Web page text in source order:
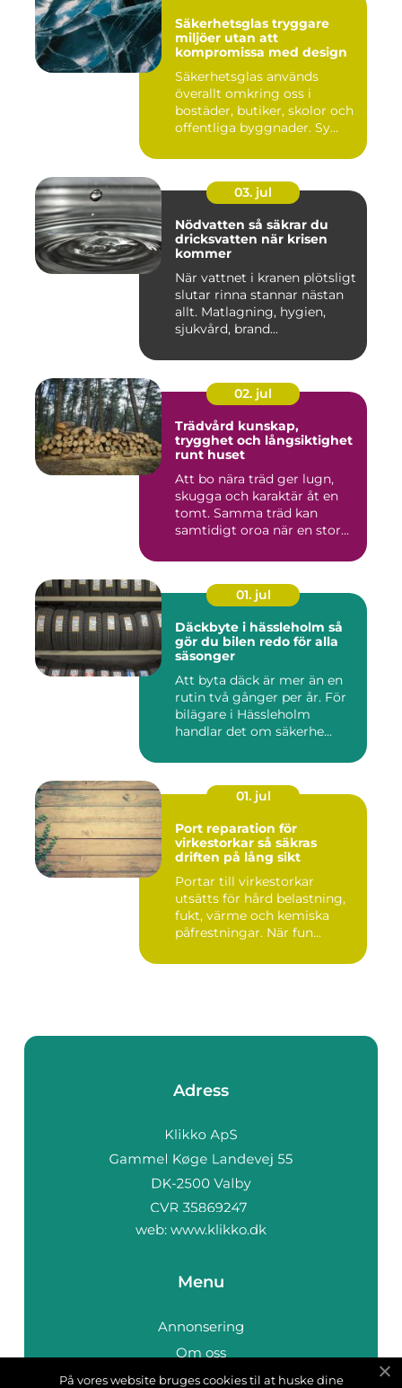
Säkerhetsglas tryggare
miljöer utan att
kompromissa med design
Säkerhetsglas används
överallt omkring oss i
bostäder, butiker, skolor och
offentliga byggnader. Sy...
03. jul
Nödvatten så säkrar du
dricksvatten när krisen
kommer
När vattnet i kranen plötsligt
slutar rinna stannar nästan
allt. Matlagning, hygien,
sjukvård, brand...
02. jul
Trädvård kunskap,
trygghet och långsiktighet
runt huset
Att bo nära träd ger lugn,
skugga och karaktär åt en
tomt. Samma träd kan
samtidigt oroa när en stor...
01. jul
Däckbyte i hässleholm så
gör du bilen redo för alla
säsonger
Att byta däck är mer än en
rutin två gånger per år. För
bilägare i Hässleholm
handlar det om säkerhe...
01. jul
Port reparation för
virkestorkar så säkras
driften på lång sikt
Portar till virkestorkar
utsätts för hård belastning,
fukt, värme och kemiska
påfrestningar. När fun...
Adress
web: www.klikko.dk
Menu
Annonsering
Om oss
Cookies
På vores website bruges cookies til at huske dine